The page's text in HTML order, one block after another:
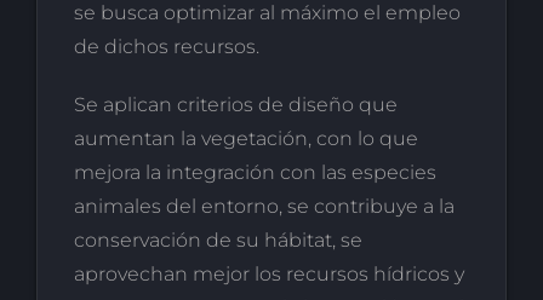
se busca optimizar al máximo el empleo
de dichos recursos.
Se aplican criterios de diseño que
aumentan la vegetación, con lo que
mejora la integración con las especies
animales del entorno, se contribuye a la
conservación de su hábitat, se
aprovechan mejor los recursos hídricos y